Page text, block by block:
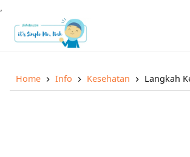
,
Home Info Kesehatan Langkah Kecil Hidup Sehat dan